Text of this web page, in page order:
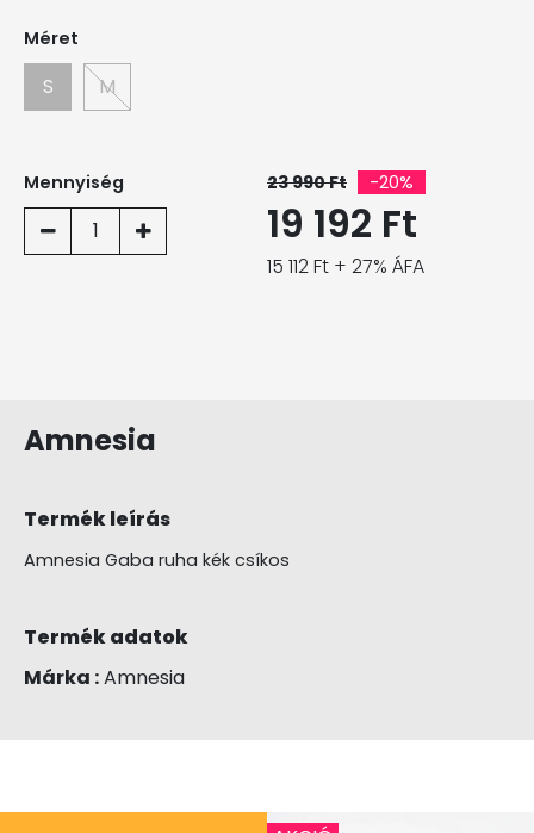
Méret
S M
Mennyiség
1
23 990 Ft -20%
19 192 Ft
15 112 Ft + 27% ÁFA
Amnesia
Termék leírás
Amnesia Gaba ruha kék csíkos
Termék adatok
Márka :Amnesia